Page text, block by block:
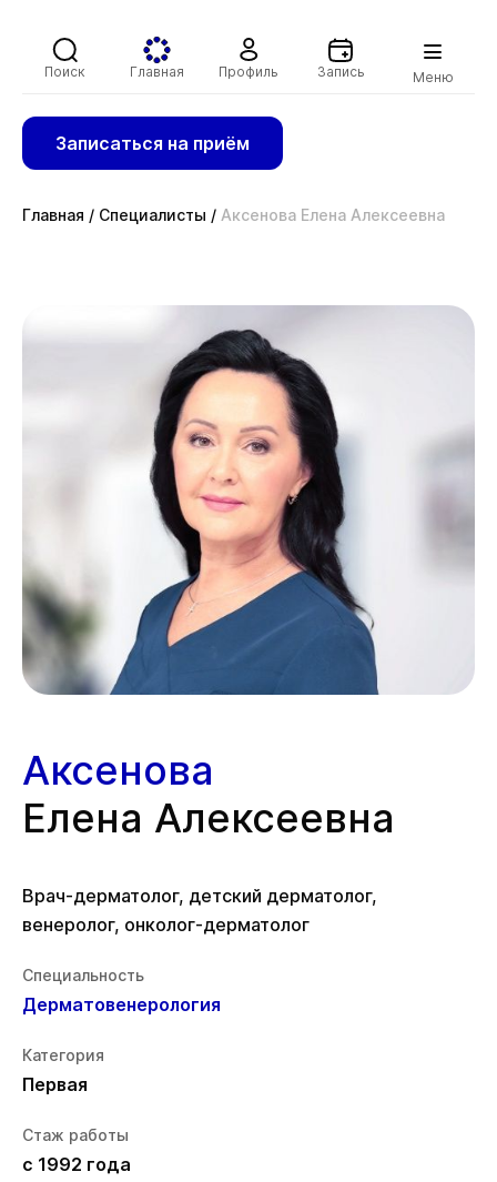
Поиск Главная Профиль Запись Меню
Записаться на приём
Главная / Специалисты / Аксенова Елена Алексеевна
Аксенова
Елена Алексеевна
Врач-дерматолог, детский дерматолог,
венеролог, онколог-дерматолог
Специальность
Дерматовенерология
Категория
Первая
Стаж работы
с 1992 года